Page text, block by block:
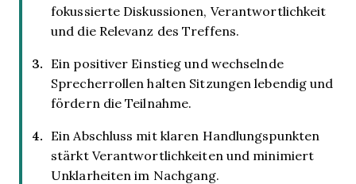
fokussierte Diskussionen, Verantwortlichkeit
und die Relevanz des Treffens.
Ein positiver Einstieg und wechselnde
Sprecherrollen halten Sitzungen lebendig und
fördern die Teilnahme.
Ein Abschluss mit klaren Handlungspunkten
stärkt Verantwortlichkeiten und minimiert
Unklarheiten im Nachgang.